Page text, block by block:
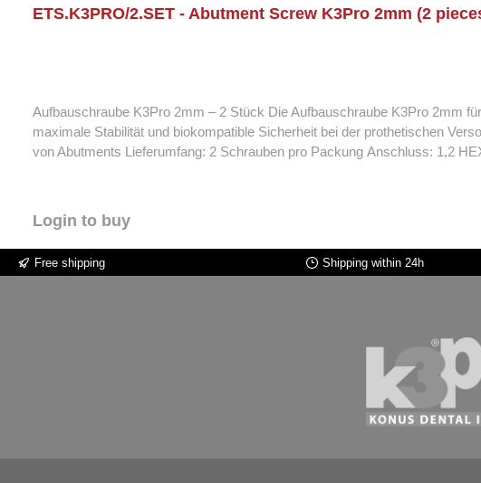
ETS.K3PRO/2.SET - Abutment Screw K3Pro 2mm (2
Aufbauschraube K3Pro 2mm – 2 Stück Die Aufbauschraube K3Pro 2mm
maximale Stabilität und biokompatible Sicherheit bei der prothetischen Versorgung. Produktmerkmale: Kompatibilität: K3Pro Implantatsystem,
von Abutments
Login to buy
Free shipping Shipping within 24h